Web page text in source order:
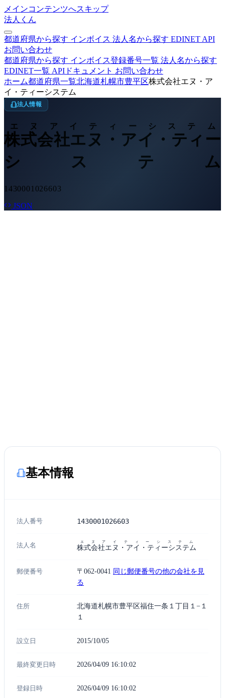
メインコンテンツへスキップ
法人くん
都道府県から探す インボイス 法人名から探す EDINET API
お問い合わせ
都道府県から探す インボイス登録番号一覧 法人名から探す
EDINET一覧 APIドキュメント お問い合わせ
ホーム都道府県一覧北海道札幌市豊平区株式会社エヌ・ア
イ・ティーシステム
法人情報
株式会社エヌ・アイ・ティー
システム
エヌアイティーシステム
1430001026603
JSON
基本情報
法人番号 1430001026603
法人名 株式会社エヌ・アイ・ティーシステム
エヌアイティーシステム
郵便番号 〒062-0041 同じ郵便番号の他の会社を見
る
住所
北海道札幌市豊平区福住一条１丁目１−１
１
設立日 2015/10/05
最終変更日時 2026/04/09 16:10:02
登録日時 2026/04/09 16:10:02